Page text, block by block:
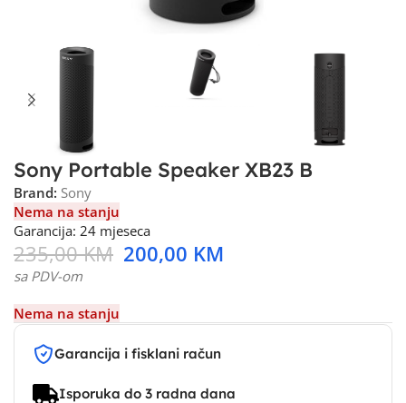
Sony Portable Speaker XB23 B
Brand: Sony
Nema na stanju
Garancija: 24 mjeseca
235,00KM 200,00 KM
sa PDV-om
Nema na stanju
Garancija i fisklani račun
Isporuka do 3 radna dana